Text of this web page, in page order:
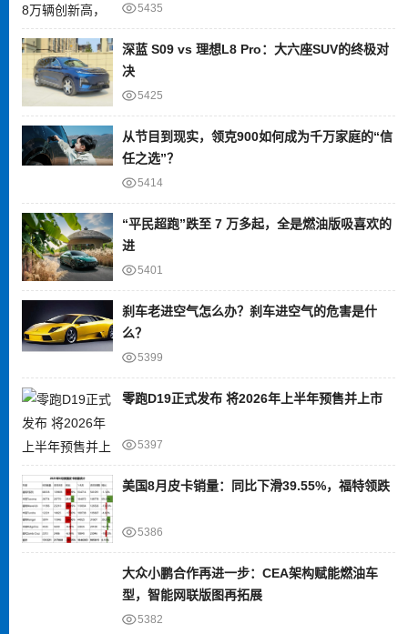
5435
深蓝 S09 vs 理想L8 Pro：大六座SUV的终极对
决
5425
从节目到现实，领克900如何成为千万家庭的“信
任之选”？
5414
“平民超跑”跌至 7 万多起，全是燃油版吸喜欢的
进
5401
刹车老进空气怎么办？刹车进空气的危害是什
么？
5399
零跑D19正式发布 将2026年上半年预售并上市
5397
美国8月皮卡销量：同比下滑39.55%，福特领跌
5386
大众小鹏合作再进一步：CEA架构赋能燃油车
型，智能网联版图再拓展
5382